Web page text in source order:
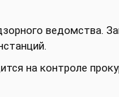
ведомства.
на контроле